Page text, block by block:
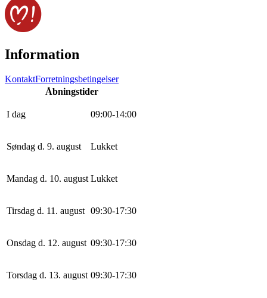
Information
KontaktForretningsbetingelser
Åbningstider
I dag 09:00-14:00
Søndag d. 9. august Lukket
Mandag d. 10. august Lukket
Tirsdag d. 11. august 09:30-17:30
Onsdag d. 12. august 09:30-17:30
Torsdag d. 13. august 09:30-17:30